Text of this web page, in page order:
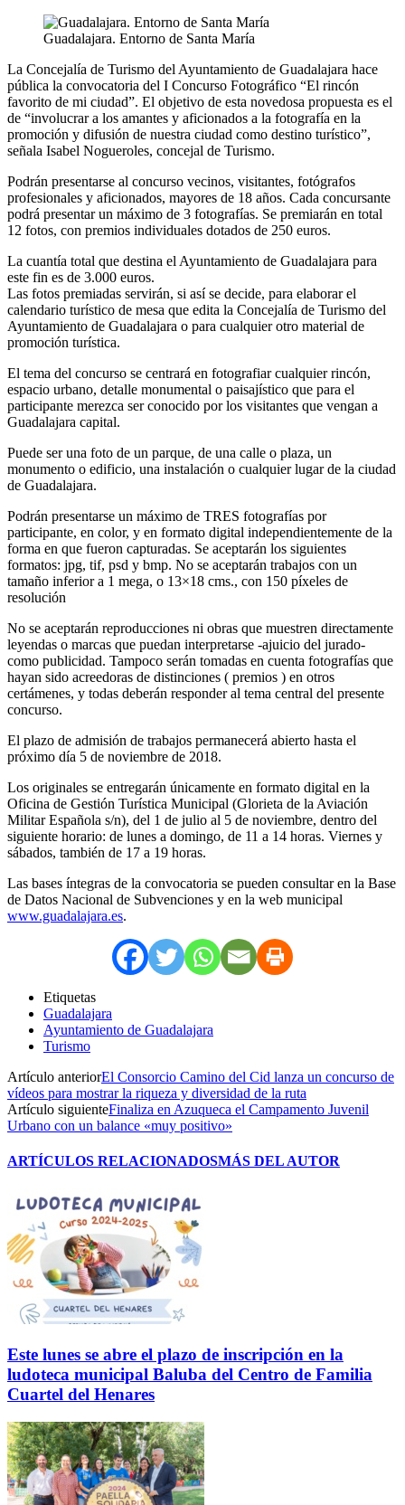
Guadalajara. Entorno de Santa María
La Concejalía de Turismo del Ayuntamiento de Guadalajara hace
pública la convocatoria del I Concurso Fotográfico “El rincón
favorito de mi ciudad”. El objetivo de esta novedosa propuesta es el
de “involucrar a los amantes y aficionados a la fotografía en la
promoción y difusión de nuestra ciudad como destino turístico”,
señala Isabel Nogueroles, concejal de Turismo.
Podrán presentarse al concurso vecinos, visitantes, fotógrafos
profesionales y aficionados, mayores de 18 años. Cada concursante
podrá presentar un máximo de 3 fotografías. Se premiarán en total
12 fotos, con premios individuales dotados de 250 euros.
La cuantía total que destina el Ayuntamiento de Guadalajara para
este fin es de 3.000 euros.
Las fotos premiadas servirán, si así se decide, para elaborar el
calendario turístico de mesa que edita la Concejalía de Turismo del
Ayuntamiento de Guadalajara o para cualquier otro material de
promoción turística.
El tema del concurso se centrará en fotografiar cualquier rincón,
espacio urbano, detalle monumental o paisajístico que para el
participante merezca ser conocido por los visitantes que vengan a
Guadalajara capital.
Puede ser una foto de un parque, de una calle o plaza, un
monumento o edificio, una instalación o cualquier lugar de la ciudad
de Guadalajara.
Podrán presentarse un máximo de TRES fotografías por
participante, en color, y en formato digital independientemente de la
forma en que fueron capturadas. Se aceptarán los siguientes
formatos: jpg, tif, psd y bmp. No se aceptarán trabajos con un
tamaño inferior a 1 mega, o 13×18 cms., con 150 píxeles de
resolución
No se aceptarán reproducciones ni obras que muestren directamente
leyendas o marcas que puedan interpretarse -ajuicio del jurado-
como publicidad. Tampoco serán tomadas en cuenta fotografías que
hayan sido acreedoras de distinciones ( premios ) en otros
certámenes, y todas deberán responder al tema central del presente
concurso.
El plazo de admisión de trabajos permanecerá abierto hasta el
próximo día 5 de noviembre de 2018.
Los originales se entregarán únicamente en formato digital en la
Oficina de Gestión Turística Municipal (Glorieta de la Aviación
Militar Española s/n), del 1 de julio al 5 de noviembre, dentro del
siguiente horario: de lunes a domingo, de 11 a 14 horas. Viernes y
sábados, también de 17 a 19 horas.
Las bases íntegras de la convocatoria se pueden consultar en la Base
de Datos Nacional de Subvenciones y en la web municipal
www.guadalajara.es.
Etiquetas
Guadalajara
Ayuntamiento de Guadalajara
Turismo
Artículo anteriorEl Consorcio Camino del Cid lanza un concurso de
vídeos para mostrar la riqueza y diversidad de la ruta
Artículo siguienteFinaliza en Azuqueca el Campamento Juvenil
Urbano con un balance «muy positivo»
ARTÍCULOS RELACIONADOSMÁS DEL AUTOR
Este lunes se abre el plazo de inscripción en la
ludoteca municipal Baluba del Centro de Familia
Cuartel del Henares